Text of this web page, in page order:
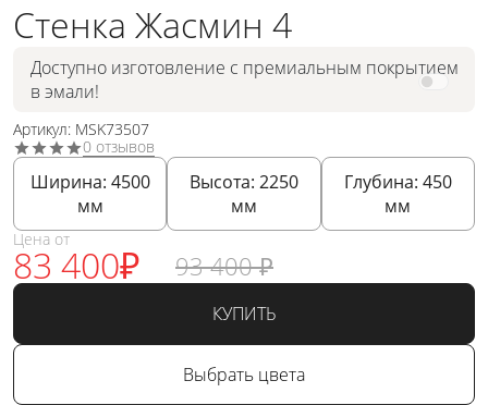
Стенка Жасмин 4
Доступно изготовление с премиальным покрытием
в эмали!
Артикул: MSK73507
0 отзывов
Ширина: 4500
мм
Высота: 2250
мм
Глубина: 450
мм
Цена от
83 400₽ 93 400 ₽
КУПИТЬ
Выбрать цвета